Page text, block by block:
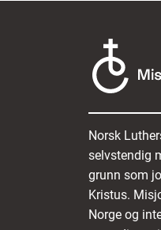
Norsk
selvstendig
grunn som
Kristus.
Norge og